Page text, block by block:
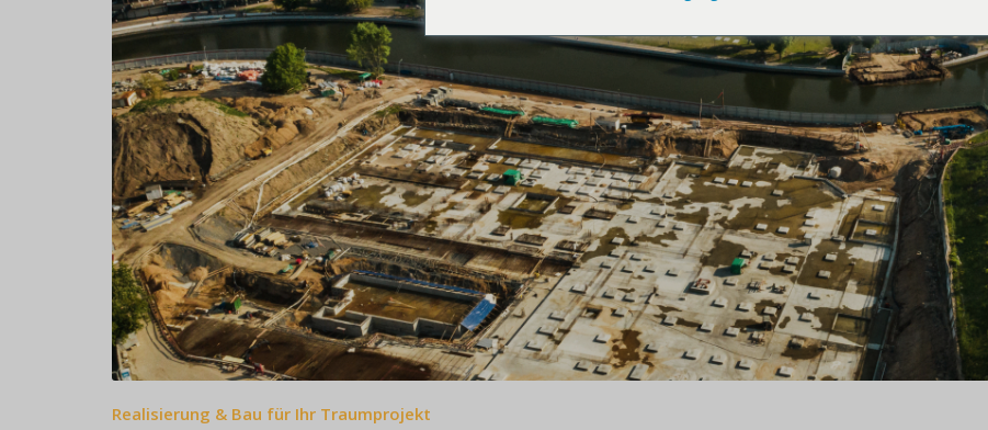
Realisierung & Bau für Ihr Traumprojekt